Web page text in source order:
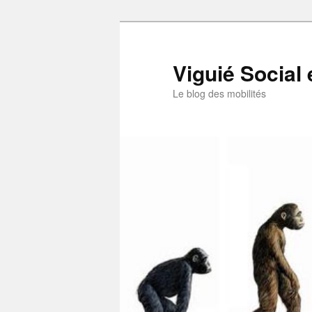
Viguié Social
Le blog des mobilités